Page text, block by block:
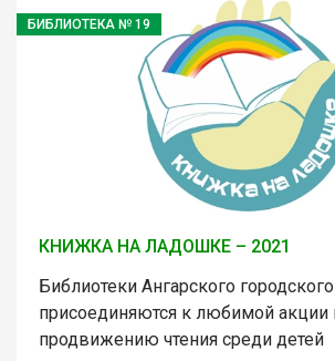
БИБЛИОТЕКА № 19
КНИЖКА НА ЛАДОШКЕ – 2021
Библиотеки Ангарского
присоединяются к любимой акции
продвижению чтения среди детей